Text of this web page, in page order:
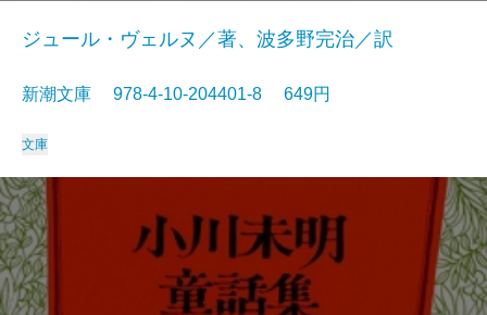
ジュール・ヴェルヌ／著、波多野完治／訳
新潮文庫 978-4-10-204401-8 649円
文庫